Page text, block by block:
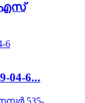
04-6...